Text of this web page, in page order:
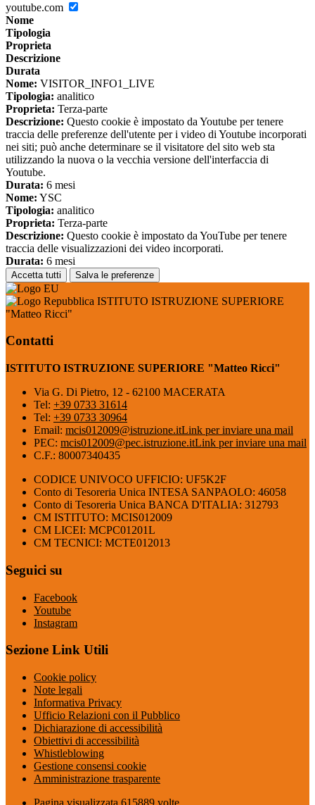
youtube.com
Nome
Tipologia
Proprieta
Descrizione
Durata
Nome: VISITOR_INFO1_LIVE
Tipologia: analitico
Proprieta: Terza-parte
Descrizione: Questo cookie è impostato da Youtube per tenere
traccia delle preferenze dell'utente per i video di Youtube incorporati
nei siti; può anche determinare se il visitatore del sito web sta
utilizzando la nuova o la vecchia versione dell'interfaccia di
Youtube.
Durata: 6 mesi
Nome: YSC
Tipologia: analitico
Proprieta: Terza-parte
Descrizione: Questo cookie è impostato da YouTube per tenere
traccia delle visualizzazioni dei video incorporati.
Durata: 6 mesi
Accetta tutti Salva le preferenze
ISTITUTO ISTRUZIONE SUPERIORE
"Matteo Ricci"
Contatti
ISTITUTO ISTRUZIONE SUPERIORE "Matteo Ricci"
Via G. Di Pietro, 12 - 62100 MACERATA
Tel: +39 0733 31614
Tel: +39 0733 30964
Email: mcis012009@istruzione.itLink per inviare una mail
PEC: mcis012009@pec.istruzione.itLink per inviare una mail
C.F.: 80007340435
CODICE UNIVOCO UFFICIO: UF5K2F
Conto di Tesoreria Unica INTESA SANPAOLO: 46058
Conto di Tesoreria Unica BANCA D'ITALIA: 312793
CM ISTITUTO: MCIS012009
CM LICEI: MCPC01201L
CM TECNICI: MCTE012013
Seguici su
Facebook
Youtube
Instagram
Sezione Link Utili
Cookie policy
Note legali
Informativa Privacy
Ufficio Relazioni con il Pubblico
Dichiarazione di accessibilità
Obiettivi di accessibilità
Whistleblowing
Gestione consensi cookie
Amministrazione trasparente
Pagina visualizzata 615889 volte